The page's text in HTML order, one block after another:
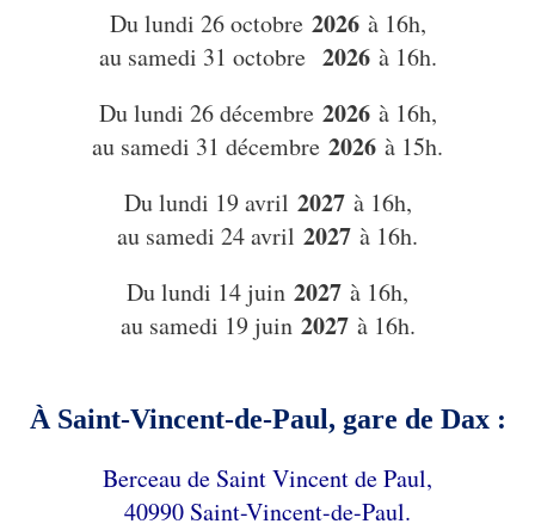
Du lundi 26 octobre 2026à 16h,
au samedi 31 octobre 2026à 16h.
Du lundi 26 décembre 2026à 16h,
au samedi 31 décembre 2026 à 15h.
Du lundi 19 avril 2027à 16h,
au samedi 24 avril 2027 à 16h.
Du lundi 14 juin 2027 à 16h,
au samedi 19 juin 2027à 16h.​​​​​​​
À Saint-Vincent-de-Paul, gare de Dax :
Berceau de Saint Vincent de Paul,
40990 Saint-Vincent-de-Paul.